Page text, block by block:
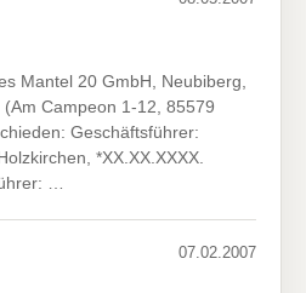
Mantel 20 GmbH, Neubiberg,
Campeon 1-12, 85579
Geschäftsführer:
*XX.XX.XXXX.
…
07.02.2007